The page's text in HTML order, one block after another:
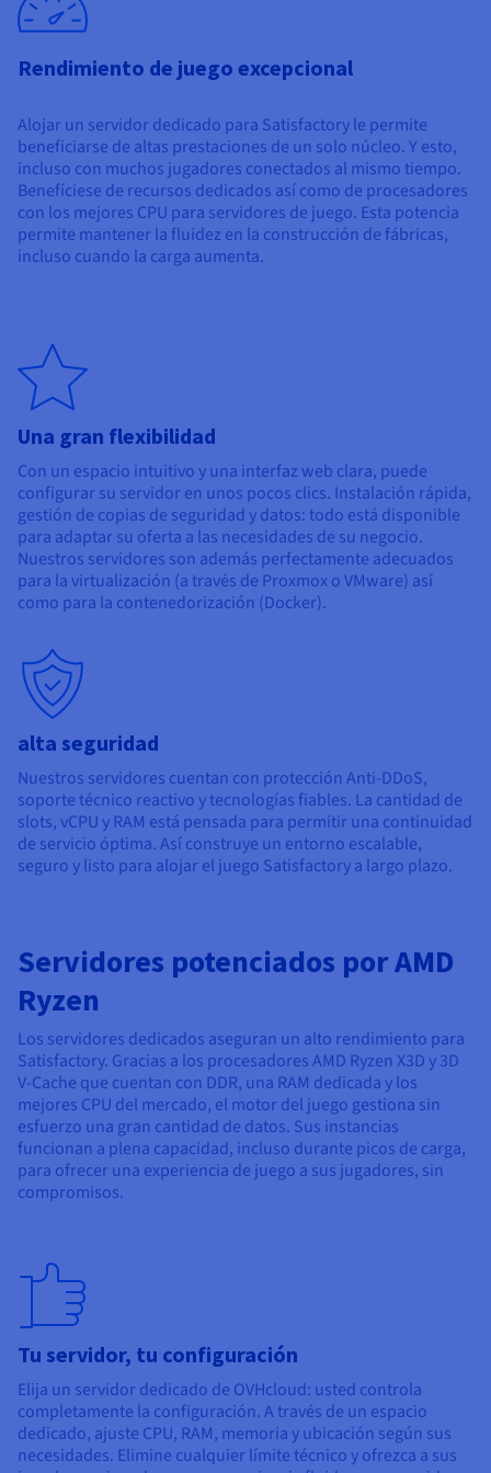
Rendimiento de juego excepcional
Alojar un servidor dedicado para Satisfactory le permite
beneficiarse de altas prestaciones de un solo núcleo. Y esto,
incluso con muchos jugadores conectados al mismo tiempo.
Benefíciese de recursos dedicados así como de procesadores
con los mejores CPU para servidores de juego. Esta potencia
permite mantener la fluidez en la construcción de fábricas,
incluso cuando la carga aumenta.
Una gran flexibilidad
Con un espacio intuitivo y una interfaz web clara, puede
configurar su servidor en unos pocos clics. Instalación rápida,
gestión de copias de seguridad y datos: todo está disponible
para adaptar su oferta a las necesidades de su negocio.
Nuestros servidores son además perfectamente adecuados
para la virtualización (a través de Proxmox o VMware) así
como para la contenedorización (Docker).
alta seguridad
Nuestros servidores cuentan con protección Anti-DDoS,
soporte técnico reactivo y tecnologías fiables. La cantidad de
slots, vCPU y RAM está pensada para permitir una continuidad
de servicio óptima. Así construye un entorno escalable,
seguro y listo para alojar el juego Satisfactory a largo plazo.
Servidores potenciados por AMD
Ryzen
Los servidores dedicados aseguran un alto rendimiento para
Satisfactory. Gracias a los procesadores AMD Ryzen X3D y 3D
V-Cache que cuentan con DDR, una RAM dedicada y los
mejores CPU del mercado, el motor del juego gestiona sin
esfuerzo una gran cantidad de datos. Sus instancias
funcionan a plena capacidad, incluso durante picos de carga,
para ofrecer una experiencia de juego a sus jugadores, sin
compromisos.
Tu servidor, tu configuración
Elija un servidor dedicado de OVHcloud: usted controla
completamente la configuración. A través de un espacio
dedicado, ajuste CPU, RAM, memoria y ubicación según sus
necesidades. Elimine cualquier límite técnico y ofrezca a sus